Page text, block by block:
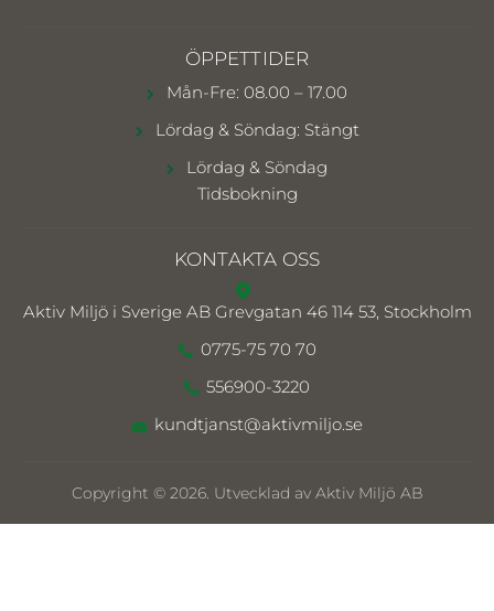
ÖPPETTIDER
Mån-Fre: 08.00 – 17.00
Lördag & Söndag: Stängt
Lördag & Söndag
Tidsbokning
KONTAKTA OSS
Aktiv Miljö i Sverige AB Grevgatan 46 114 53, Stockholm
0775-75 70 70
556900-3220
kundtjanst@aktivmiljo.se
Copyright © 2026. Utvecklad av Aktiv Miljö AB